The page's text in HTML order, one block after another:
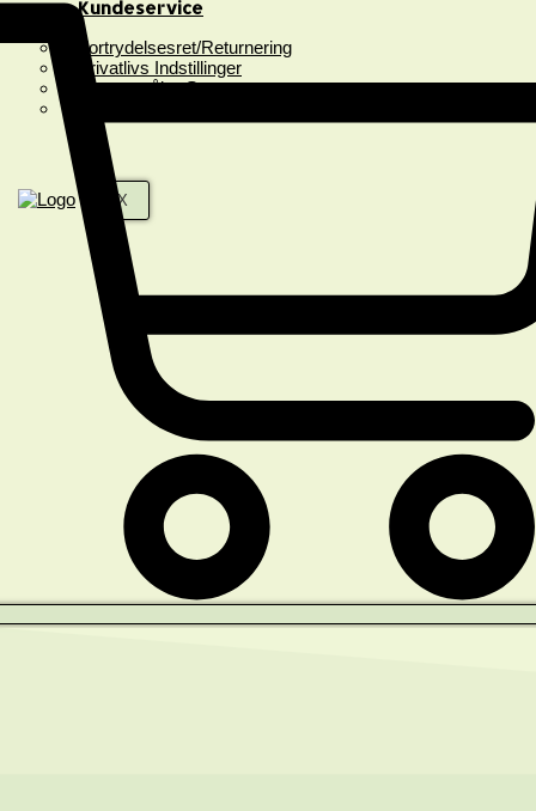
Kundeservice
Fortrydelsesret/Returnering
Privatlivs Indstillinger
Spørgsmål & Svar
X